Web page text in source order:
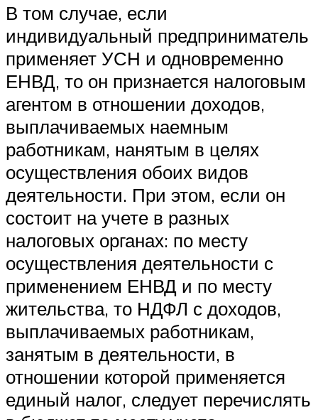
В том случае, если
индивидуальный предприниматель
применяет УСН и одновременно
ЕНВД, то он признается налоговым
агентом в отношении доходов,
выплачиваемых наемным
работникам, нанятым в целях
осуществления обоих видов
деятельности. При этом, если он
состоит на учете в разных
налоговых органах: по месту
осуществления деятельности с
применением ЕНВД и по месту
жительства, то НДФЛ с доходов,
выплачиваемых работникам,
занятым в деятельности, в
отношении которой применяется
единый налог, следует перечислять